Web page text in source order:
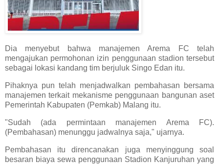
Dia menyebut bahwa manajemen Arema FC telah
mengajukan permohonan izin penggunaan stadion tersebut
sebagai lokasi kandang tim berjuluk Singo Edan itu.
Pihaknya pun telah menjadwalkan pembahasan bersama
manajemen terkait mekanisme penggunaan bangunan aset
Pemerintah Kabupaten (Pemkab) Malang itu.
"Sudah (ada permintaan manajemen Arema FC).
(Pembahasan) menunggu jadwalnya saja," ujarnya.
Pembahasan itu direncanakan juga menyinggung soal
besaran biaya sewa penggunaan Stadion Kanjuruhan yang